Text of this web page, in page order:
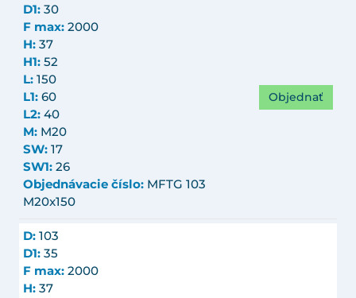
D1: 30
F max: 2000
H: 37
H1: 52
L: 150
L1: 60
L2: 40
M: M20
SW: 17
SW1: 26
Objednávacie číslo: MFTG 103
M20x150
Objednať
D: 103
D1: 35
F max: 2000
H: 37